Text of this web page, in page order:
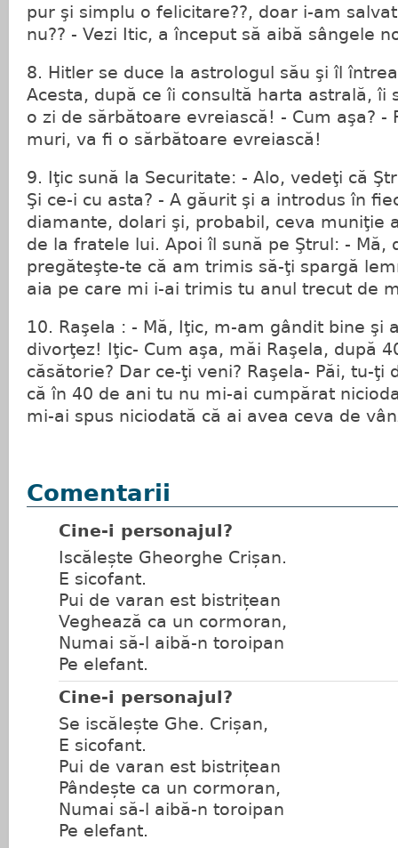
pur şi simplu o felicitare??, doar i-am
nu?? - Vezi Itic, a început să aibă sângele
8. Hitler se duce la astrologul său şi îl
Acesta, după ce îi consultă harta astrală, îi
o zi de sărbătoare evreiască! - Cum aşa? -
muri, va fi o sărbătoare evreiască!
9. Iţic sună la Securitate: - Alo, vedeţi că
Şi ce-i cu asta? - A găurit şi a introdus în
diamante, dolari şi, probabil, ceva muniţie
de la fratele lui. Apoi îl sună pe Ştrul: - Mă,
pregăteşte-te că am trimis să-ţi spargă
aia pe care mi i-ai trimis tu anul trecut de
10. Raşela : - Mă, Iţic, m-am gândit bine şi
divorţez! Iţic- Cum aşa, măi Raşela, după
căsătorie? Dar ce-ţi veni? Raşela- Păi, tu-ţi
că în 40 de ani tu nu mi-ai cumpărat
mi-ai spus niciodată că ai avea ceva de
Comentarii
Cine-i personajul?
Iscălește Gheorghe Crișan.
E sicofant.
Pui de varan est bistrițean
Veghează ca un cormoran,
Numai să-l aibă-n toroipan
Pe elefant.
Cine-i personajul?
Se iscălește Ghe. Crișan,
E sicofant.
Pui de varan est bistrițean
Pândește ca un cormoran,
Numai să-l aibă-n toroipan
Pe elefant.